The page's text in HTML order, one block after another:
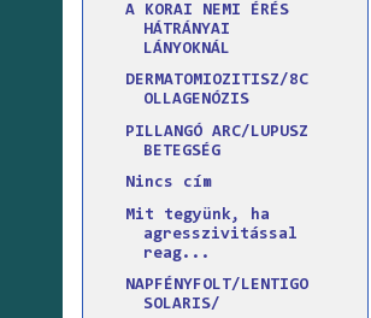
A KORAI NEMI ÉRÉS
HÁTRÁNYAI
LÁNYOKNÁL
DERMATOMIOZITISZ/8C
OLLAGENÓZIS
PILLANGÓ ARC/LUPUSZ
BETEGSÉG
Nincs cím
Mit tegyünk, ha
agresszivitással
reag...
NAPFÉNYFOLT/LENTIGO
SOLARIS/